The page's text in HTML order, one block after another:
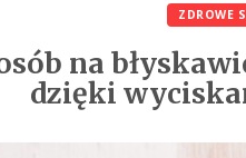
ZDROWE
na
dzięki